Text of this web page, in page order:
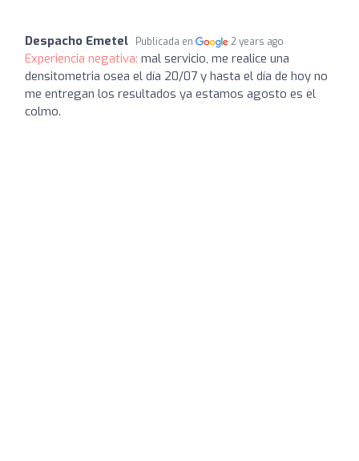
Despacho Emetel Publicada en 2 years ago
Experiencia negativa: mal servicio, me realice una
densitometria osea el día 20/07 y hasta el día de hoy no
me entregan los resultados ya estamos agosto es el
colmo.